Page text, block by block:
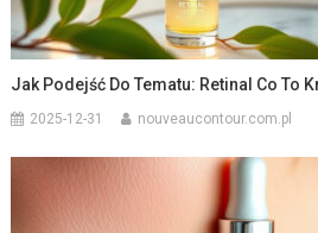
Jak Podejść Do Tematu: Retinal Co To
2025-12-31 nouveaucontour.com.pl